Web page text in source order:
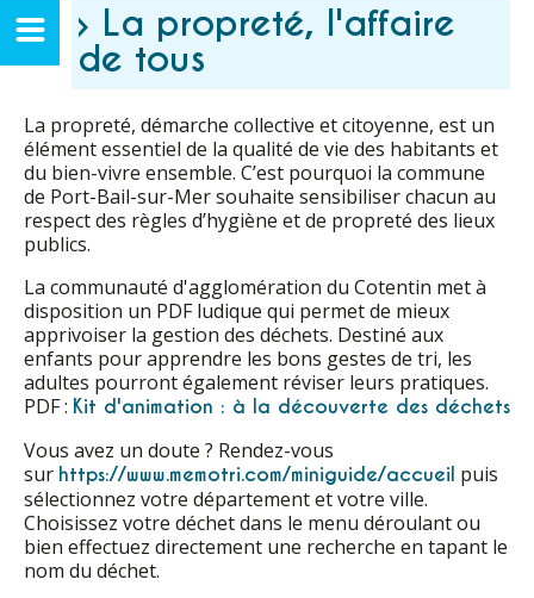
› La propreté, l'affaire
de tous
La propreté, démarche collective et citoyenne, est un
élément essentiel de la qualité de vie des habitants et
du bien-vivre ensemble. C’est pourquoi la commune
de Port-Bail-sur-Mer souhaite sensibiliser chacun au
respect des règles d’hygiène et de propreté des lieux
publics.
La communauté d'agglomération du Cotentin met à
disposition un PDF ludique qui permet de mieux
apprivoiser la gestion des déchets. Destiné aux
enfants pour apprendre les bons gestes de tri, les
adultes pourront également réviser leurs pratiques.
PDF : Kit d'animation : à la découverte des déchets
Vous avez un doute ? Rendez-vous
sur https://www.memotri.com/miniguide/accueil puis
sélectionnez votre département et votre ville.
Choisissez votre déchet dans le menu déroulant ou
bien effectuez directement une recherche en tapant le
nom du déchet.